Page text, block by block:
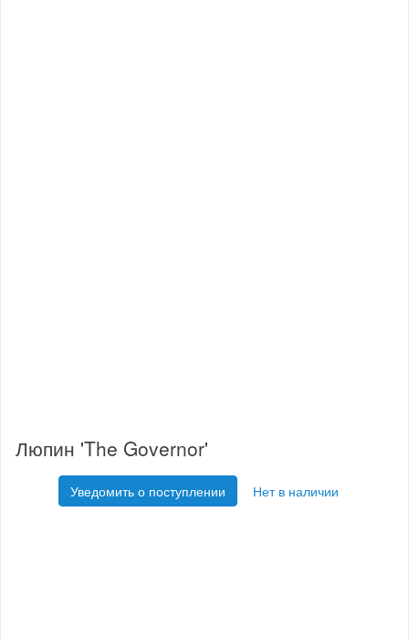
Люпин 'The Governor'
Уведомить о поступлении Нет в наличии